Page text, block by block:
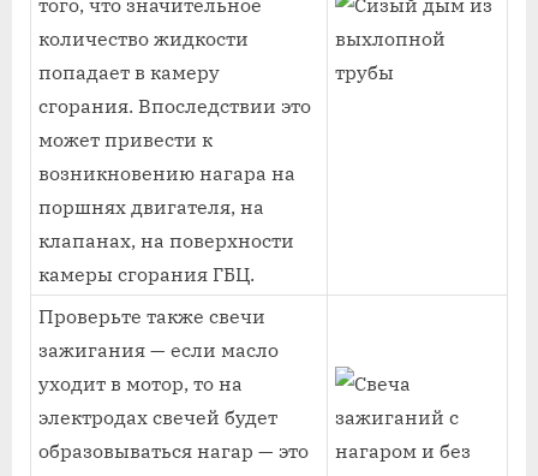
количество жидкости
попадает в камеру
сгорания. Впоследствии это
может привести к
возникновению нагара на
поршнях двигателя, на
клапанах, на поверхности
камеры сгорания ГБЦ.
Проверьте также свечи
зажигания — если масло
уходит в мотор, то на
электродах свечей будет
образовываться нагар — это